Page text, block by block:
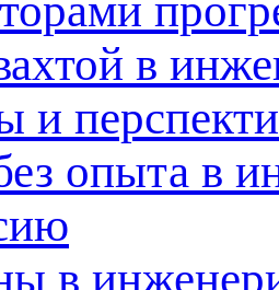
в
и
опыта в
в